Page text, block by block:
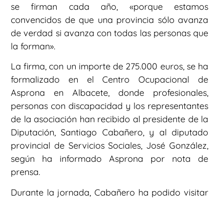
se firman cada año, «porque estamos
convencidos de que una provincia sólo avanza
de verdad si avanza con todas las personas que
la forman».
La firma, con un importe de 275.000 euros, se ha
formalizado en el Centro Ocupacional de
Asprona en Albacete, donde profesionales,
personas con discapacidad y los representantes
de la asociación han recibido al presidente de la
Diputación, Santiago Cabañero, y al diputado
provincial de Servicios Sociales, José González,
según ha informado Asprona por nota de
prensa.
Durante la jornada, Cabañero ha podido visitar